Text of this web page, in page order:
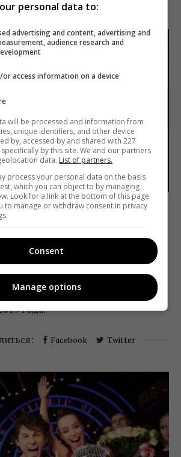
первой в исследовании
каналов от Kwendi
18:46
Monitor опубликовала данные за
года.
Facebook Twitter
personal data to:
advertising and content, advertising and
audience research and
or access information on a device
will be processed and information from
unique identifiers, and other device
by, accessed by and shared with 227
by this site. We and our partners
data. List of partners.
process your personal data on the basis
which you can object to by managing
Look for a link at the bottom of this page
to manage or withdraw consent in privacy
Consent
Manage options